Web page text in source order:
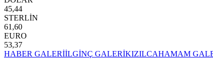
45,44
STERLİN
61,60
EURO
53,37
HABER GALERİİLGİNÇ GALERİKIZILCAHAMAM